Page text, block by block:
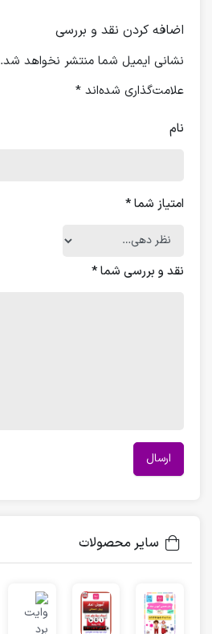
اضافه کردن نقد و بررسی
نشانی ایمیل شما منتشر نخواهد شد.
علامت‌گذاری شده‌اند *
نام
امتیاز شما*
نقد و بررسی شما*
سایر محصولات